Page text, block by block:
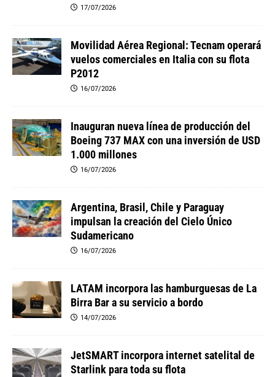
17/07/2026
Movilidad Aérea Regional: Tecnam operará
vuelos comerciales en Italia con su flota
P2012
16/07/2026
Inauguran nueva línea de producción del
Boeing 737 MAX con una inversión de USD
1.000 millones
16/07/2026
Argentina, Brasil, Chile y Paraguay
impulsan la creación del Cielo Único
Sudamericano
16/07/2026
LATAM incorpora las hamburguesas de La
Birra Bar a su servicio a bordo
14/07/2026
JetSMART incorpora internet satelital de
Starlink para toda su flota